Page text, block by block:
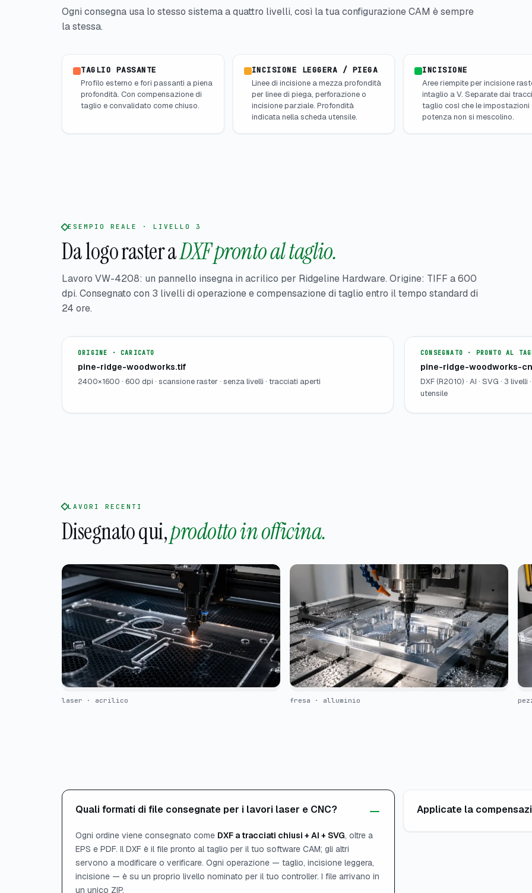
Ogni consegna usa lo stesso sistema a quattro livelli, così la tua configurazione CAM è sempre
la stessa.
TAGLIO PASSANTE
Profilo esterno e fori passanti a piena
profondità. Con compensazione di
taglio e convalidato come chiuso.
INCISIONE LEGGERA / PIEGA
Linee di incisione a mezza profondità
per linee di piega, perforazione o
incisione parziale. Profondità
indicata nella scheda utensile.
INCISIONE
Aree riempite per incisione
intaglio a V. Separate dai
taglio così che le impostazioni
potenza non si mescolino.
ESEMPIO REALE · LIVELLO 3
Da logo raster aDXF pronto al taglio.
Lavoro VW-4208: un pannello insegna in acrilico per Ridgeline Hardware. Origine: TIFF a 600
dpi. Consegnato con 3 livelli di operazione e compensazione di taglio entro il tempo standard di
24 ore.
ORIGINE · CARICATO
pine-ridge-woodworks.tif
2400×1600 · 600 dpi · scansione raster · senza livelli · tracciati aperti
CONSEGNATO · PRONTO AL
pine-ridge-woodworks-
DXF (R2010) · AI · SVG · 3
utensile
LAVORI RECENTI
Disegnato qui,prodotto in officina.
laser · acrilico fresa · alluminio
Quali formati di file consegnate per i lavori laser e CNC?
Ogni ordine viene consegnato come DXF a tracciati chiusi + AI + SVG, oltre a
EPS e PDF. Il DXF è il file pronto al taglio per il tuo software CAM; gli altri
servono a modificare o verificare. Ogni operazione — taglio, incisione leggera,
incisione — è su un proprio livello nominato per il tuo controller. I file arrivano in
un unico ZIP.
Applicate la